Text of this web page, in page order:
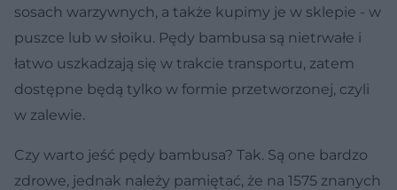
sosach warzywnych, a także kupimy je w sklepie - w
puszce lub w słoiku. Pędy bambusa są nietrwałe i
łatwo uszkadzają się w trakcie transportu, zatem
dostępne będą tylko w formie przetworzonej, czyli
w zalewie.
Czy warto jeść pędy bambusa? Tak. Są one bardzo
zdrowe, jednak należy pamiętać, że na 1575 znanych